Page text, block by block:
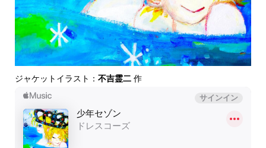
ジャケットイラスト： 不吉霊二作